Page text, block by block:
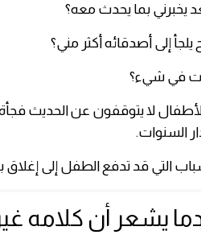
يخبرني بما يحدث معه؟
يلجأ إلى أصدقائه أكثر مني؟
في شيء؟
لا يتوقفون عن الحديث
السنوات.
التي قد تدفع الطفل إلى